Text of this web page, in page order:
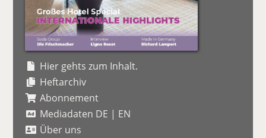
Hier gehts zum Inhalt.
Heftarchiv
Abonnement
Mediadaten DE | EN
Über uns